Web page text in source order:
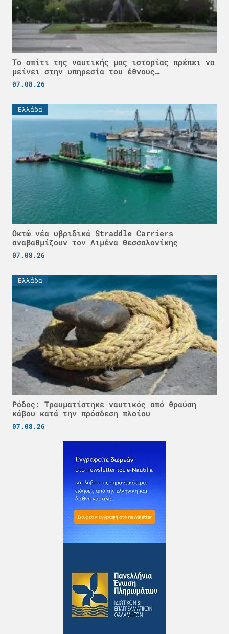
Το σπίτι της ναυτικής μας ιστορίας πρέπει να
μείνει στην υπηρεσία του έθνους…
07.08.26
Ελλάδα
Οκτώ νέα υβριδικά Straddle Carriers
αναβαθμίζουν τον Λιμένα Θεσσαλονίκης
07.08.26
Ελλάδα
Ρόδος: Τραυματίστηκε ναυτικός από θραύση
κάβου κατά την πρόσδεση πλοίου
07.08.26